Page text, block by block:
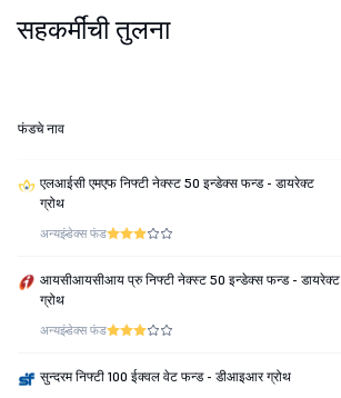
सहकर्मींची तुलना
फंडचे नाव
एलआईसी एमएफ निफ्टी नेक्स्ट 50 इन्डेक्स फन्ड - डायरेक्ट
ग्रोथ
अन्यइंडेक्स फंड
आयसीआयसीआय प्रु निफ्टी नेक्स्ट 50 इन्डेक्स फन्ड - डायरेक्ट
ग्रोथ
अन्यइंडेक्स फंड
सुन्दरम निफ्टी 100 ईक्वल वेट फन्ड - डीआइआर ग्रोथ